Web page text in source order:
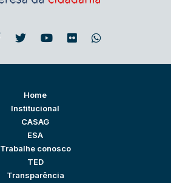
Home
Institucional
CASAG
ESA
Trabalhe conosco
TED
Transparência